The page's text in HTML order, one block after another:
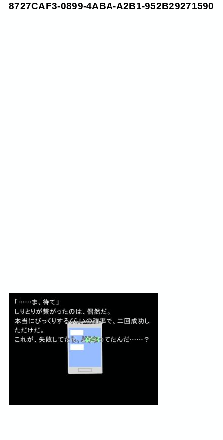
8727CAF3-0899-4ABA-A2B1-952B29271590